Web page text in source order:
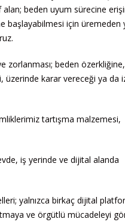
alan; beden uyum sürecine
başlayabilmesi için üremeden
zorlanması; beden özerkliğine,
üzerinde karar vereceği ya da
tartışma malzemesi,
iş yerinde ve dijital alanda
yalnızca birkaç dijital
ve örgütlü mücadeleyi